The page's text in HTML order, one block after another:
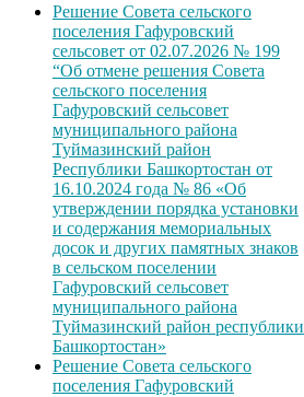
Решение Совета сельского
поселения Гафуровский
сельсовет от 02.07.2026 № 199
“Об отмене решения Совета
сельского поселения
Гафуровский сельсовет
муниципального района
Туймазинский район
Республики Башкортостан от
16.10.2024 года № 86 «Об
утверждении порядка установки
и содержания мемориальных
досок и других памятных знаков
в сельском поселении
Гафуровский сельсовет
муниципального района
Туймазинский район республики
Башкортостан»
Решение Совета сельского
поселения Гафуровский